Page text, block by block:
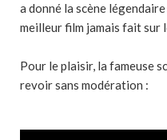
a donné la scène
meilleur film jamais fait sur
Pour le plaisir, la fameuse
revoir sans modération :